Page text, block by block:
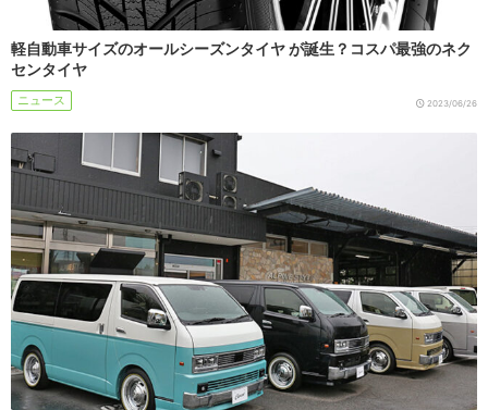
軽自動車サイズのオールシーズンタイヤ が誕生？コスパ最強のネク
センタイヤ
ニュース 2023/06/26